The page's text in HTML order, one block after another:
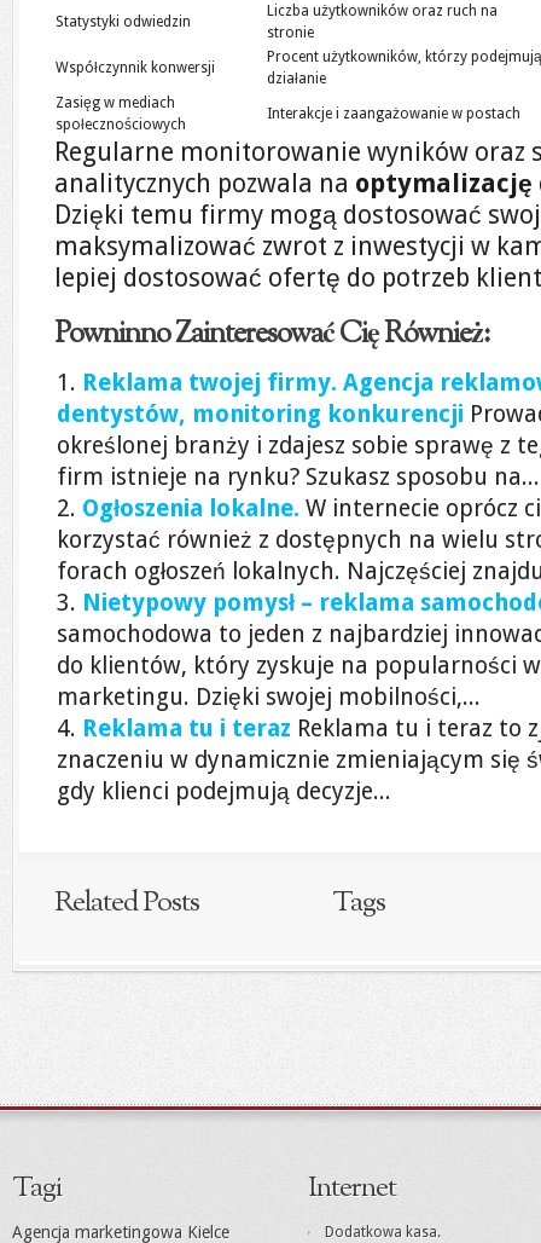
Statystyki odwiedzin
Liczba użytkowników oraz ruch na
stronie
Współczynnik konwersji
Procent użytkowników, którzy podejmują
działanie
Zasięg w mediach
społecznościowych
Interakcje i zaangażowanie w postach
Regularne monitorowanie wyników oraz
analitycznych pozwala na optymalizację
Dzięki temu firmy mogą dostosować
maksymalizować zwrot z inwestycji w
lepiej dostosować ofertę do potrzeb
Powninno Zainteresować Cię Również:
Reklama twojej firmy. Agencja
dentystów, monitoring konkurencji
określonej branży i zdajesz sobie sprawę z
firm istnieje na rynku? Szukasz sposobu na...
Ogłoszenia lokalne. W internecie oprócz
korzystać również z dostępnych na wielu
forach ogłoszeń lokalnych. Najczęściej
Nietypowy pomysł – reklama
samochodowa to jeden z najbardziej
do klientów, który zyskuje na popularności
marketingu. Dzięki swojej mobilności,...
Reklama tu i teraz Reklama tu i teraz to
znaczeniu w dynamicznie zmieniającym się
gdy klienci podejmują decyzje...
Related Posts Tags
Tagi
Agencja marketingowa Kielce
Internet
Dodatkowa kasa.